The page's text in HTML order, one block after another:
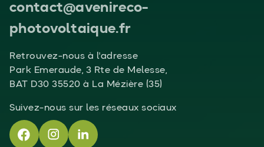
contact@avenireco-
photovoltaique.fr
Retrouvez-nous à l'adresse
Park Emeraude, 3 Rte de Melesse,
BAT D30 35520 à La Mézière (35)
Suivez-nous sur les réseaux sociaux